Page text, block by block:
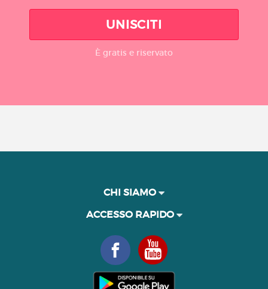
UNISCITI
È gratis e riservato
CHI SIAMO
ACCESSO RAPIDO